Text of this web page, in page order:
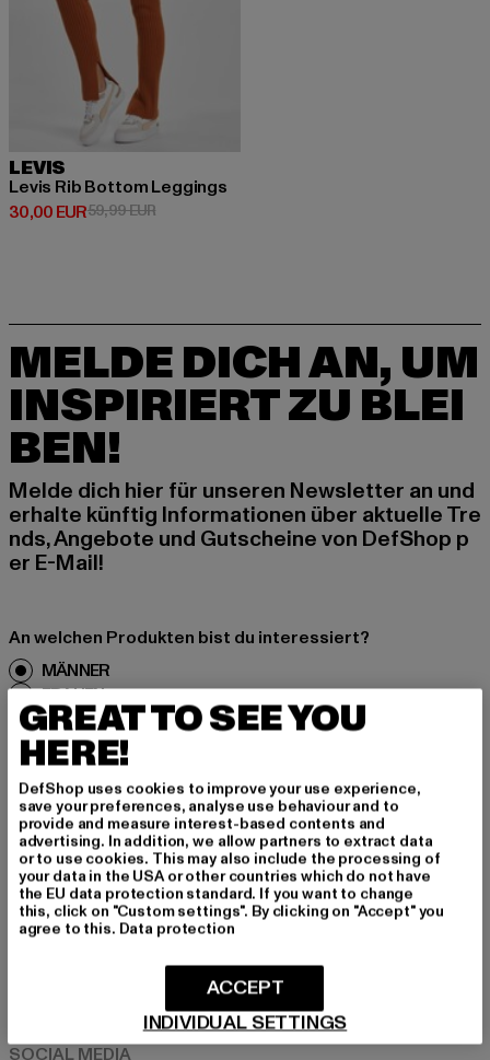
LEVIS
Levis Rib Bottom Leggings
30,00 EUR
Derzeitiger Preis: 30,00 EUR
59,99 EURAktionspreis: 59,99 EUR
MELDE DICH AN, UM
INSPIRIERT ZU BLEI
BEN!
Melde dich hier für unseren Newsletter an und
erhalte künftig Informationen über aktuelle Tre
nds, Angebote und Gutscheine von DefShop p
er E-Mail!
An welchen Produkten bist du interessiert?
MÄNNER
FRAUEN
E-MAIL
ANMELDEN
Informationen dazu, wie DefShop mit Deinen Daten umgeht, findest Du
in unserer Datenschutzerklärung. Du kannst Dich jederzeit kostenfei
abmelden.Datenschutzerklärung lesen.
Play market
GREAT TO SEE YOU
HERE!
DefShop uses cookies to improve your use experience,
save your preferences, analyse use behaviour and to
provide and measure interest-based contents and
advertising. In addition, we allow partners to extract data
or to use cookies. This may also include the processing of
your data in the USA or other countries which do not have
the EU data protection standard. If you want to change
this, click on "Custom settings". By clicking on "Accept" you
agree to this. Data protection
INDIVIDUAL SETTINGS
ACCEPT